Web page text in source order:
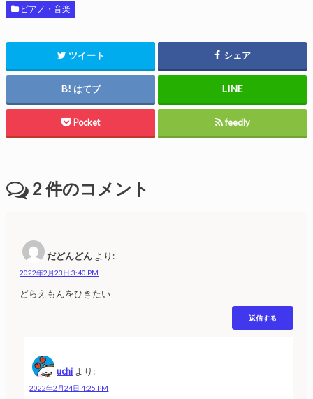
ピアノ・音楽
ツイート シェア
はてブ
Pocket feedly
2件のコメント
だどんどん より:
2022年2月23日 3:40 PM
どらえもんをひきたい
返信する
uchi より:
2022年2月24日 4:25 PM